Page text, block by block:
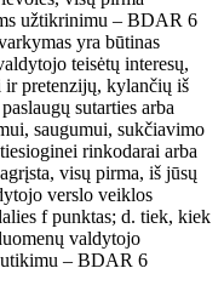
užtikrinimu – BDAR 6
yra būtinas
teisėtų interesų,
pretenzijų, kylančių iš
sutarties arba
saugumui, sukčiavimo
rinkodarai arba
visų pirma, iš jūsų
verslo veiklos
f punktas; d. tiek, kiek
valdytojo
– BDAR 6